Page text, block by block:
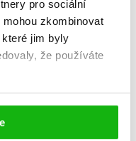
pro sociální
mohou zkombinovat
jim byly
že používáte
uživatelská hodnocení.